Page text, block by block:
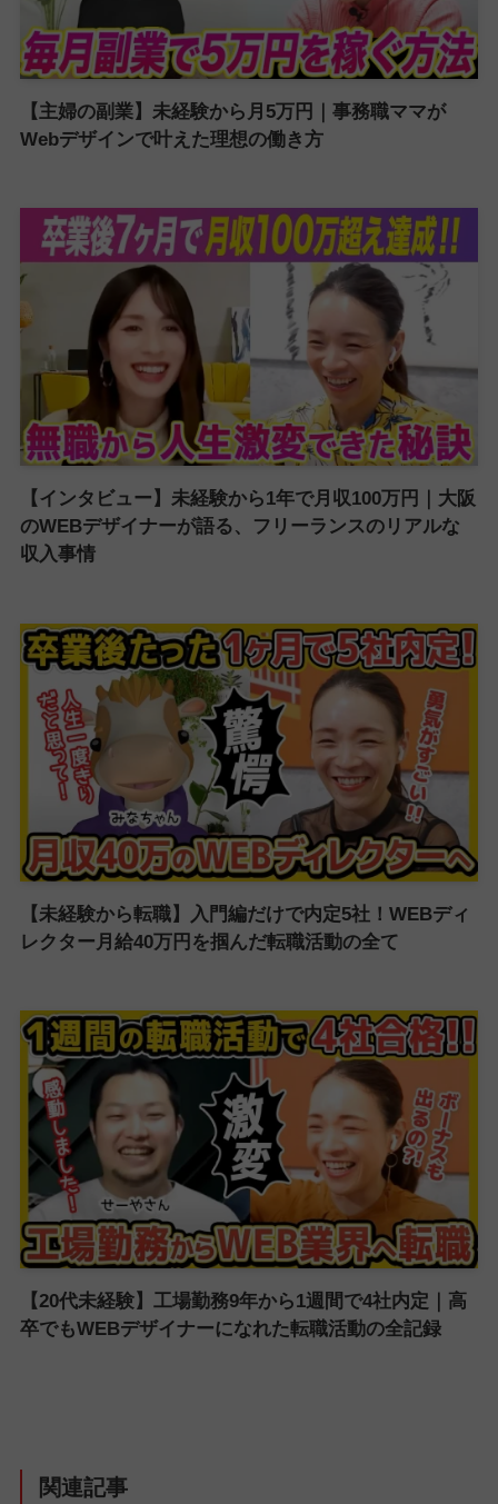
【主婦の副業】未経験から月5万円｜事務職ママが
Webデザインで叶えた理想の働き方
【インタビュー】未経験から1年で月収100万円｜大阪
のWEBデザイナーが語る、フリーランスのリアルな
収入事情
【未経験から転職】入門編だけで内定5社！WEBディ
レクター月給40万円を掴んだ転職活動の全て
【20代未経験】工場勤務9年から1週間で4社内定｜高
卒でもWEBデザイナーになれた転職活動の全記録
関連記事